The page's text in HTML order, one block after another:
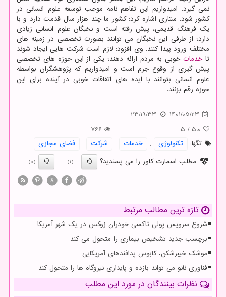
نمی گیرد. امیدواریم این تفاهم نامه موجب توسعه علوم انسانی در
کشور شود. ستاری اشاره کرد: کشور ما چند هزار سال قدمت دارد و با
یک فرهنگ قدیمی، پیش رفته است و نخبگان علوم انسانی زیادی
دارد؛ از طرفی این نخبگان می توانند بصورت تخصصی در زمینه های
مختلف ورود پیدا کنند. وی افزود: لازم است شرکت هایی ایجاد شوند
تا خدمات خوبی به مردم ارائه دهند؛ یکی از این حوزه های تخصصی
پیش گیری از وقوع جرم است و امیدواریم که پژوهشگران بواسطه
علوم انسانی بتوانند با ایده های اتفاقات خوبی در آینده برای این
حوزه رقم بزنند.
1401/05/23
23:19:33
5.0
/
5
766
تگها:
تكنولوژی , خدمات , شركت ,
فضای مجازی
مطلب اسمارت کاور را می پسندید؟
(1)
(0)
X
تازه ترین مطالب مرتبط
شروع سرویس پولی تاکسی خودران زوکس در یک شهر آمریکا
برچسب جدید تشخیص بیماری را متحول می کند
موشک خیبرشکن، کابوس پدافندهای آمریکایی
فناوری نانو می تواند بازده و پایداری نیروگاه ها را متحول کند
نظرات بینندگان در مورد این مطلب